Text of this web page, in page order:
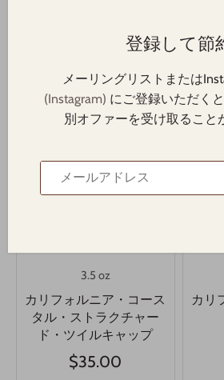
示
3.5 oz
カリフォルニア・コース
タル・ストラクチャー
ド・ツイルキャップ
$35.00
カリ
登録して節
メーリングリストまたは
(Instagram) にご登録いただく
別オファーを受け取ること